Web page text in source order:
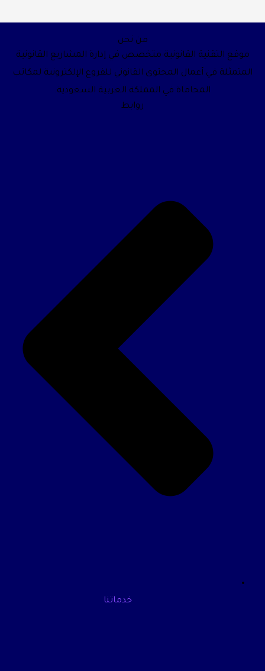
من نحن
موقع التقنية القانونية متخصص في إدارة المشاريع القانونية
المتمثلة في أعمال المحتوى القانوني للفروع الإلكترونية لمكاتب
المحاماة في المملكة العربية السعودية.
روابط
خدماتنا